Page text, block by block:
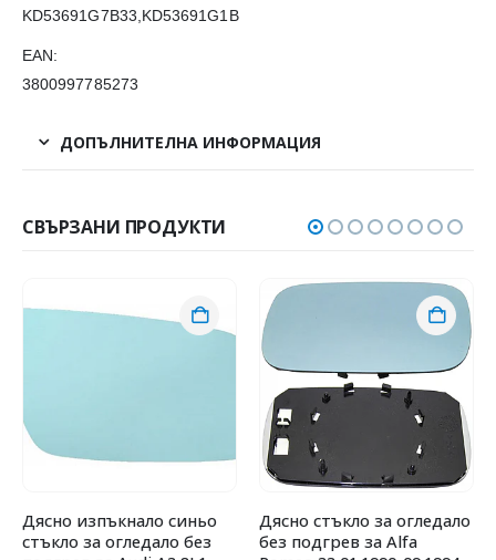
KD53691G7B33,KD53691G1B
EAN:
3800997785273
ДОПЪЛНИТЕЛНА ИНФОРМАЦИЯ
СВЪРЗАНИ ПРОДУКТИ
Дясно изпъкнало синьо
стъкло за огледало без
Дясно стъкло за огледало
без подгрев за Alfa